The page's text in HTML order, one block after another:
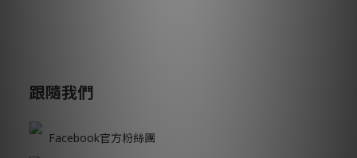
跟隨我們
Facebook官方粉絲團